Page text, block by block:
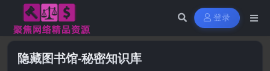
登录
隐藏图书馆-秘密知识库